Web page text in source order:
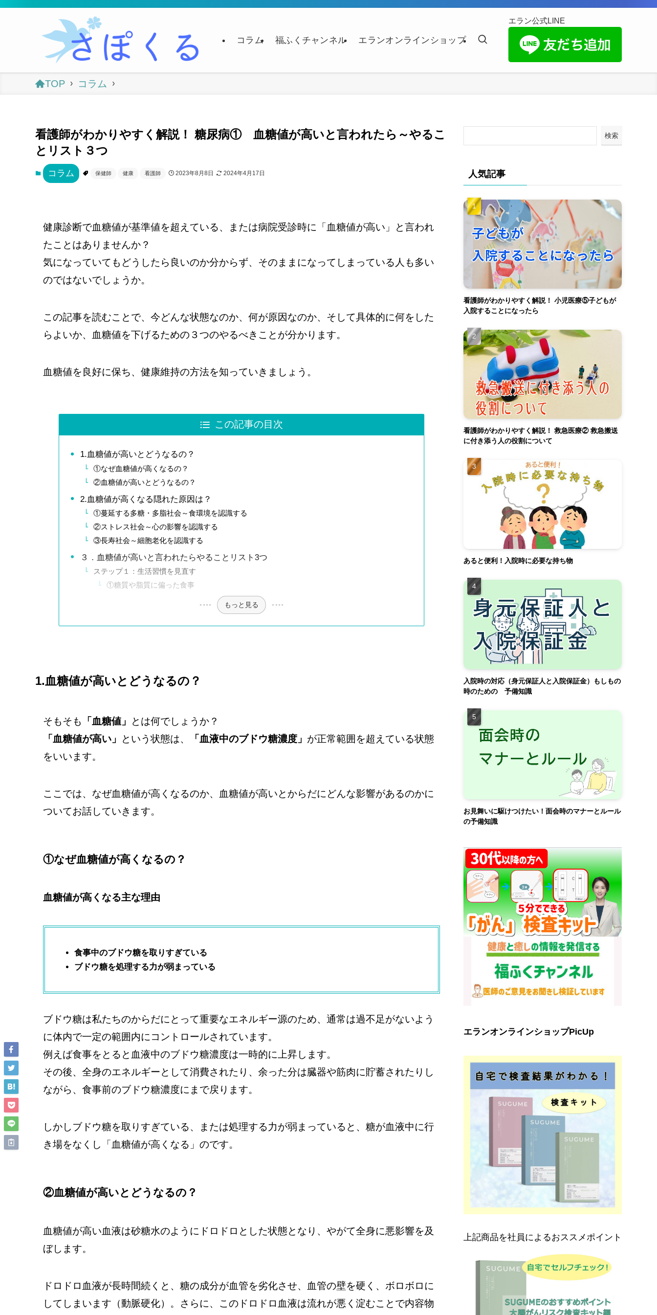
コラム 福ふくチャンネル エランオンラインショップ
エラン公式LINE
TOP コラム
看護師がわかりやすく解説！ 糖尿病① 血糖値が高いと言われたら～やるこ
とリスト３つ
コラム 保健師 健康 看護師 2023年8月8日 2024年4月17日
健康診断で血糖値が基準値を超えている、または病院受診時に「血糖値が高い」と言われ
たことはありませんか？
気になっていてもどうしたら良いのか分からず、そのままになってしまっている人も多い
のではないでしょうか。
この記事を読むことで、今どんな状態なのか、何が原因なのか、そして具体的に何をした
らよいか、血糖値を下げるための３つのやるべきことが分かります。
血糖値を良好に保ち、健康維持の方法を知っていきましょう。
この記事の目次
1.血糖値が高いとどうなるの？
①なぜ血糖値が高くなるの？
②血糖値が高いとどうなるの？
2.血糖値が高くなる隠れた原因は？
①蔓延する多糖・多脂社会～食環境を認識する
②ストレス社会～心の影響を認識する
③長寿社会～細胞老化を認識する
３．血糖値が高いと言われたらやることリスト3つ
ステップ１：生活習慣を見直す
①糖質や脂質に偏った食事
もっと見る
1.血糖値が高いとどうなるの？
そもそも 「血糖値」
とは何でしょうか？
「血糖値が高い」
という状態は、 「血液中のブドウ糖濃度」 が正常範囲を超えている状態
をいいます。
ここでは、なぜ血糖値が高くなるのか、血糖値が高いとからだにどんな影響があるのかに
ついてお話していきます。
①なぜ血糖値が高くなるの？
血糖値が高くなる主な理由
食事中のブドウ糖を取りすぎている
ブドウ糖を処理する力が弱まっている
ブドウ糖は私たちのからだにとって重要なエネルギー源のため、通常は過不足がないよう
に体内で一定の範囲内にコントロールされています。
例えば食事をとると血液中のブドウ糖濃度は一時的に上昇します。
その後、全身のエネルギーとして消費されたり、余った分は臓器や筋肉に貯蓄されたりし
ながら、食事前のブドウ糖濃度にまで戻ります。
しかしブドウ糖を取りすぎている、または処理する力が弱まっていると、糖が血液中に行
き場をなくし「血糖値が高くなる」のです。
②血糖値が高いとどうなるの？
血糖値が高い血液は砂糖水のようにドロドロとした状態となり、やがて全身に悪影響を及
ぼします。
ドロドロ血液が長時間続くと、糖の成分が血管を劣化させ、血管の壁を硬く、ボロボロに
してしまいます（動脈硬化）。さらに、このドロドロ血液は流れが悪く淀むことで内容物
検索
人気記事
看護師がわかりやすく解説！ 小児医療⑤子どもが
入院することになったら
看護師がわかりやすく解説！ 救急医療② 救急搬送
に付き添う人の役割について
あると便利！入院時に必要な持ち物
入院時の対応（身元保証人と入院保証金）もしもの
時のための 予備知識
お見舞いに駆けつけたい！面会時のマナーとルール
の予備知識
エランオンラインショップPicUp
上記商品を社員によるおススメポイント